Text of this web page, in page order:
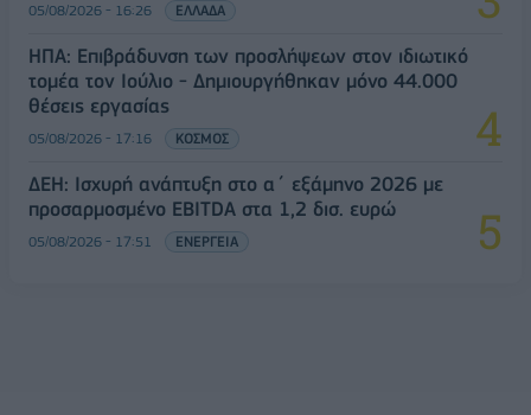
05/08/2026 - 16:26 ΕΛΛΑΔΑ
ΗΠΑ: Επιβράδυνση των προσλήψεων στον ιδιωτικό
τομέα τον Ιούλιο - Δημιουργήθηκαν μόνο 44.000
θέσεις εργασίας
05/08/2026 - 17:16 ΚΟΣΜΟΣ
ΔΕΗ: Ισχυρή ανάπτυξη στο α΄ εξάμηνο 2026 με
προσαρμοσμένο EBITDA στα 1,2 δισ. ευρώ
05/08/2026 - 17:51 ΕΝΕΡΓΕΙΑ